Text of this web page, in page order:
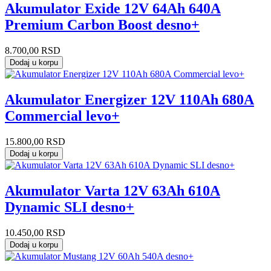
Akumulator Exide 12V 64Ah 640A
Premium Carbon Boost desno+
8.700,00 RSD
Dodaj u korpu
Akumulator Energizer 12V 110Ah 680A
Commercial levo+
15.800,00 RSD
Dodaj u korpu
Akumulator Varta 12V 63Ah 610A
Dynamic SLI desno+
10.450,00 RSD
Dodaj u korpu